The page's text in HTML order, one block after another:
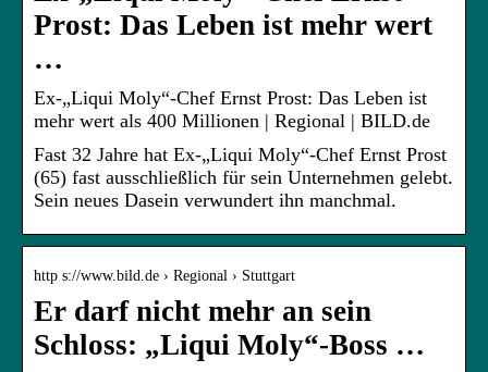
Prost: Das Leben ist mehr wert
…
Ex-„Liqui Moly“-Chef Ernst Prost: Das Leben ist
mehr wert als 400 Millionen | Regional | BILD.de
Fast 32 Jahre hat Ex-„Liqui Moly“-Chef Ernst Prost
(65) fast ausschließlich für sein Unternehmen gelebt.
Sein neues Dasein verwundert ihn manchmal.
http s://www.bild.de › Regional › Stuttgart
Er darf nicht mehr an sein
Schloss: „Liqui Moly“-Boss …